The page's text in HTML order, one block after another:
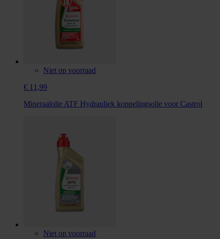
Niet op voorraad
€ 11,99
Mineraalolie ATF Hydrauliek koppelingsolie voor Castrol
Niet op voorraad